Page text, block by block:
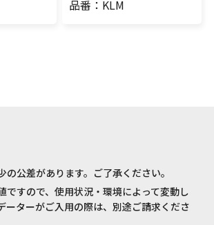
品番：KLM
公差があります。ご了承ください。
ですので、使用状況・環境によって変動し
ーターがご入用の際は、別途ご請求くださ